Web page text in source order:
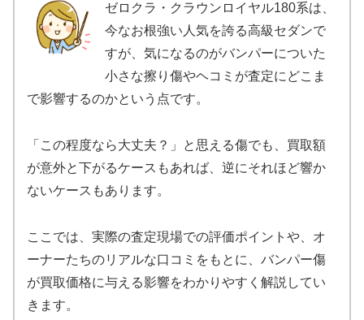
ゼロクラ・クラウンロイヤル180系は、
今なお根強い人気を誇る高級セダンで
すが、気になるのがバンパーについた
小さな擦り傷やヘコミが査定にどこま
で影響するのかという点です。
「この程度なら大丈夫？」と思える傷でも、買取額
が意外と下がるケースもあれば、逆にそれほど響か
ないケースもあります。
ここでは、実際の査定現場での評価ポイントや、オ
ーナーたちのリアルな口コミをもとに、バンパー傷
が買取価格に与える影響をわかりやすく解説してい
きます。